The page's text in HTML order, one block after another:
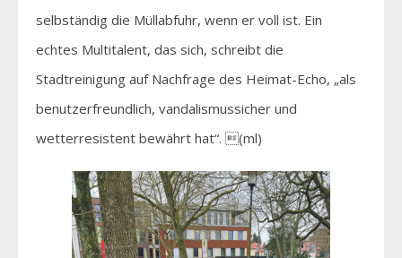
selbständig die Müllabfuhr, wenn er voll ist. Ein
echtes Multitalent, das sich, schreibt die
Stadtreinigung auf Nachfrage des Heimat-Echo, „als
benutzerfreundlich, vandalismussicher und
wetterresistent bewährt hat“. (ml)